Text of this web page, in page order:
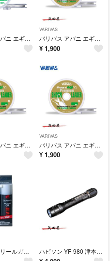
バリバス アバニ エギング ショックリーダー フロロカーボン 1.5号 (279
VARIVAS
バリバス アバニ エギング プレミアム ショックリーダー VSP 2.5号
¥ 1,900
バリバス アバニ エギング プレミアム ショックリーダー VSP 1.7号
VARIVAS
バリバス アバニ エギング プレミアム ショックリーダー VSP 1.5号
¥ 1,900
ダイワ純正 リールガード オイル グリス スプレー セット (9048) ハピソン YF-980 津本式 アニサキスライト (4427)